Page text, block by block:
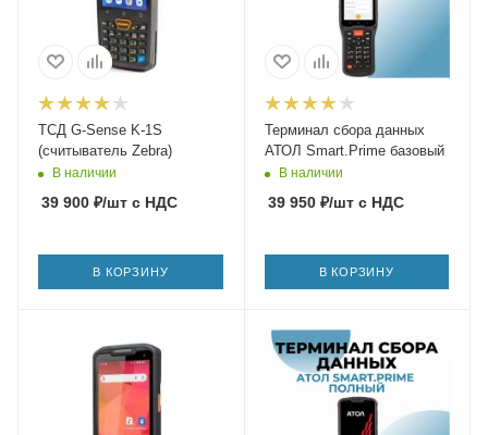
ТСД G-Sense K-1S
(считыватель Zebra)
В наличии
39 900 ₽/шт с НДС
В КОРЗИНУ
Терминал сбора данных
АТОЛ Smart.Prime базовый
В наличии
39 950₽/штс НДС
В КОРЗИНУ